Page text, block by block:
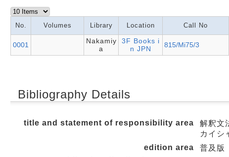
No. Volumes Library Location Call No
0001
Nakamiy
a
3F Books i
n JPN
815/Mi75/3
Bibliography Details
title and statement of responsibility area
解釈文
カイシ
edition area
普及版